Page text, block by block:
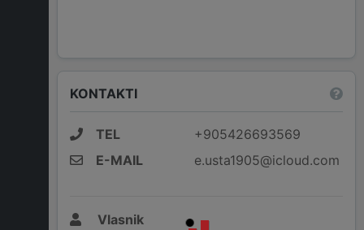
KONTAKTI
TEL
+905426693569
E-MAIL
e.usta1905@icloud.com
Vlasnik